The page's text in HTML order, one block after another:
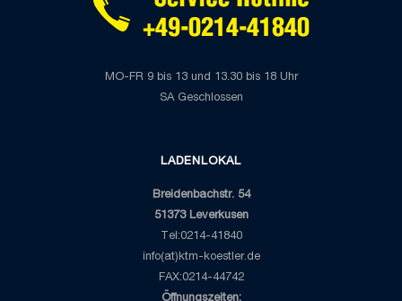
MO-FR 9 bis 13 und 13.30 bis 18 Uhr
SA Geschlossen
LADENLOKAL
Breidenbachstr. 54
51373 Leverkusen
Tel:0214-41840
info(at)ktm-koestler.de
FAX:0214-44742
Öffnungszeiten: